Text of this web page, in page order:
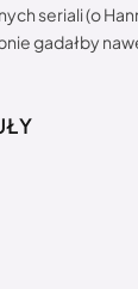
seriali (o
gadałby